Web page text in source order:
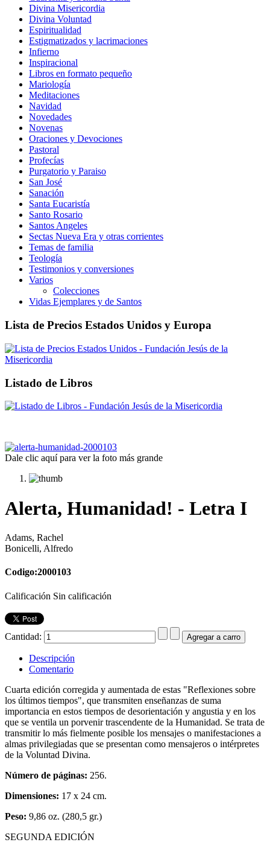
Divina Misericordia
Divina Voluntad
Espiritualidad
Estigmatizados y lacrimaciones
Infierno
Inspiracional
Libros en formato pequeño
Mariología
Meditaciones
Navidad
Novedades
Novenas
Oraciones y Devociones
Pastoral
Profecías
Purgatorio y Paraiso
San José
Sanación
Santa Eucaristía
Santo Rosario
Santos Angeles
Sectas Nueva Era y otras corrientes
Temas de familia
Teología
Testimonios y conversiones
Varios
Colecciones
Vidas Ejemplares y de Santos
Lista de Precios Estados Unidos y Europa
Listado de Libros
Dale clic aquí para ver la foto más grande
Alerta, Humanidad! - Letra I
Adams, Rachel
Bonicelli, Alfredo
Codigo:2000103
Calificación Sin calificación
Cantidad:
Descripción
Comentario
Cuarta edición corregida y aumentada de estas "Reflexiones sobre
los últimos tiempos", que transmiten enseñanzas de suma
importancia en estos tiempos de desorientación y angustia y en los
que se ventila un porvenir trascendente de la Humanidad. Se trata de
transmitir lo más fielmente posible los mensajes o manifestaciones a
almas privilegiadas que se presentan como mensajeros o intérpretes
de la Voluntad Divina.
Número de páginas: 256.
Dimensiones: 17 x 24 cm.
Peso: 9,86 oz. (280,5 gr.)
SEGUNDA EDICIÓN